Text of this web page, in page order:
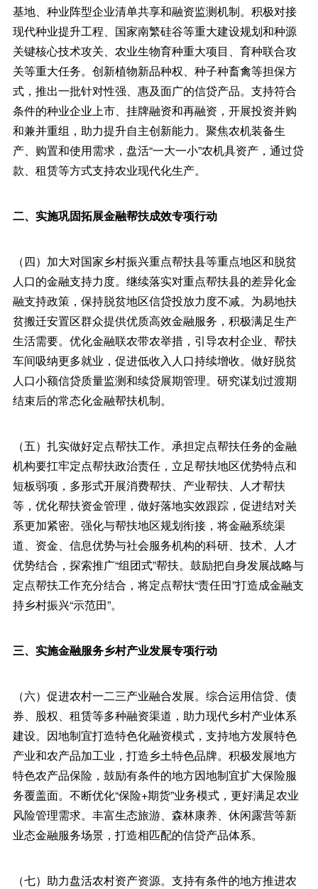
基地、种业阵型企业清单共享和融资监测机制。积极对接
现代种业提升工程、国家南繁硅谷等重大建设规划和种源
关键核心技术攻关、农业生物育种重大项目、育种联合攻
关等重大任务。创新植物新品种权、种子种畜禽等担保方
式，推出一批针对性强、惠及面广的信贷产品。支持符合
条件的种业企业上市、挂牌融资和再融资，开展投资并购
和兼并重组，助力提升自主创新能力。聚焦农机装备生
产、购置和使用需求，盘活“一大一小”农机具资产，通过贷
款、租赁等方式支持农业现代化生产。
二、实施巩固拓展金融帮扶成效专项行动
（四）加大对国家乡村振兴重点帮扶县等重点地区和脱贫
人口的金融支持力度。继续落实对重点帮扶县的差异化金
融支持政策，保持脱贫地区信贷投放力度不减。为易地扶
贫搬迁安置区群众提供优质高效金融服务，积极满足生产
生活需要。优化金融联农带农举措，引导农村企业、帮扶
车间吸纳更多就业，促进低收入人口持续增收。做好脱贫
人口小额信贷质量监测和续贷展期管理。研究谋划过渡期
结束后的常态化金融帮扶机制。
（五）扎实做好定点帮扶工作。承担定点帮扶任务的金融
机构要扛牢定点帮扶政治责任，立足帮扶地区优势特点和
短板弱项，多形式开展消费帮扶、产业帮扶、人才帮扶
等，优化帮扶资金管理，做好落地实效跟踪，促进结对关
系更加紧密。强化与帮扶地区规划衔接，将金融系统渠
道、资金、信息优势与社会服务机构的科研、技术、人才
优势结合，探索推广“组团式”帮扶。鼓励把自身发展战略与
定点帮扶工作充分结合，将定点帮扶“责任田”打造成金融支
持乡村振兴“示范田”。
三、实施金融服务乡村产业发展专项行动
（六）促进农村一二三产业融合发展。综合运用信贷、债
券、股权、租赁等多种融资渠道，助力现代乡村产业体系
建设。因地制宜打造特色化融资模式，支持地方发展特色
产业和农产品加工业，打造乡土特色品牌。积极发展地方
特色农产品保险，鼓励有条件的地方因地制宜扩大保险服
务覆盖面。不断优化“保险+期货”业务模式，更好满足农业
风险管理需求。丰富生态旅游、森林康养、休闲露营等新
业态金融服务场景，打造相匹配的信贷产品体系。
（七）助力盘活农村资产资源。支持有条件的地方推进农